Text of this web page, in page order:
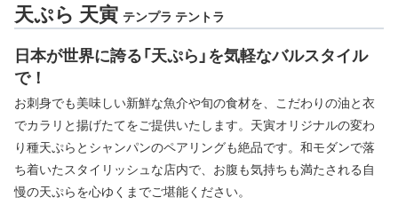
天ぷら 天寅 テンプラ テントラ
日本が世界に誇る「天ぷら」を気軽なバルスタイル
で！
お刺身でも美味しい新鮮な魚介や旬の食材を、こだわりの油と衣
でカラリと揚げたてをご提供いたします。天寅オリジナルの変わ
り種天ぷらとシャンパンのペアリングも絶品です。和モダンで落
ち着いたスタイリッシュな店内で、お腹も気持ちも満たされる自
慢の天ぷらを心ゆくまでご堪能ください。